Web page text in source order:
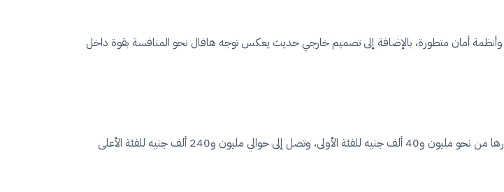
وأنظمة أمان متطورة، بالإضافة إلى تصميم خارجي حديث يعكس توجه هافال نحو المنافسة بقوة داخل
شهدت أيضًا سيارة هافال جوليون موديل 2026 زيادات سعرية ملحوظة، حيث تبدأ أسعارها من نحو مليون و40 ألف جنيه للفئة الأولى، وتصل إلى حوالي مليون و240 ألف جنيه للفئة الأعلى